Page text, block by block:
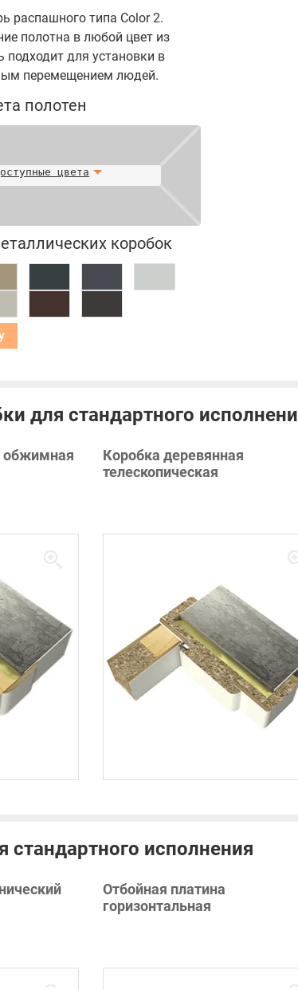
распашного типа Color 2.
полотна в любой цвет из
подходит для установки в
перемещением людей.
полотен
цвета
коробок
для стандартного
обжимная
Коробка деревянная
телескопическая
стандартного исполнения
Отбойная платина
горизонтальная